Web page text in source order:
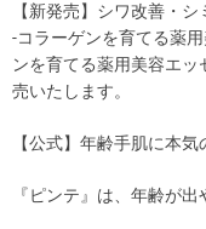
【新発売】シワ改善・
-コラーゲンを育てる薬
ンを育てる薬用美容エ
売いたします。
【公式】年齢手肌に本
『ピンテ』は、年齢が